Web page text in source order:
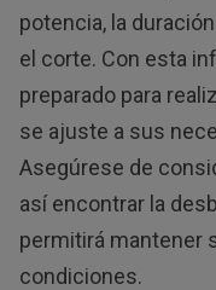
potencia, la
el corte. Con esta
preparado para
se ajuste a sus
Asegúrese de
así encontrar la
permitirá mantener
condiciones.